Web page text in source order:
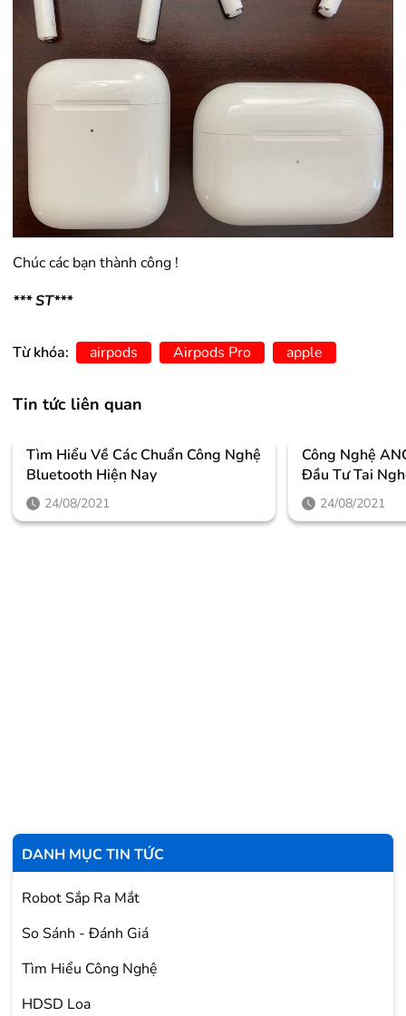
Chúc các bạn thành công !
*** ST***
Từ khóa: airpods Airpods Pro apple
Tin tức liên quan
Tìm Hiểu Về Các Chuẩn Công Nghệ
Bluetooth Hiện Nay
24/08/2021
Công Nghệ
Đầu Tư Tai
Động ANC
24/08/2021
DANH MỤC TIN TỨC
Robot Sắp Ra Mắt
So Sánh - Đánh Giá
Tìm Hiểu Công Nghệ
HDSD Loa